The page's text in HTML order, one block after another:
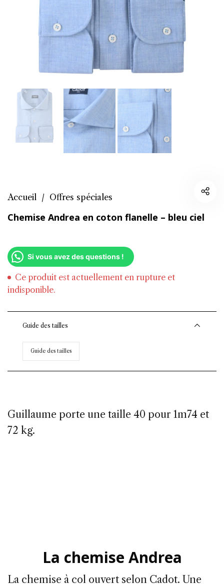
Accueil / Offres spéciales
Chemise Andrea en coton flanelle – bleu ciel
Si vous avez des questions !
Ce produit est actuellement en rupture et
indisponible.
Guide des tailles
Guide des tailles
Guillaume porte une taille 40 pour 1m74 et
72 kg.
La chemise Andrea
La chemise à col ouvert selon Cadot. Une